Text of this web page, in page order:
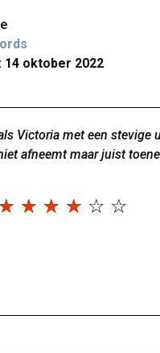
14 oktober 2022
Victoria met een stevige
afneemt maar juist
☆ ☆ ☆ ☆ ☆